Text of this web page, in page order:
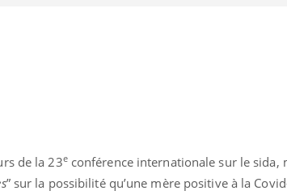
de la 23econférence internationale sur le sida,
” sur la possibilité qu’une mère positive à la